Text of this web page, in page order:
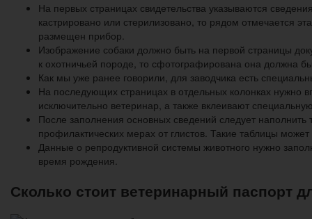
На первых страницах свидетельства указываются
кастрировано или стерилизовано, то рядом отмечается
размещен прибор.
Изображение собаки должно быть на первой страницы
к охотничьей породе, то сфотографирована она должна
Как мы уже ранее говорили, для заводчика есть
На последующих страницах в отдельных колонках нужно
исключительно ветеринар, а также вклеивают
После заполнения основных сведений следует
профилактических мерах от глистов. Такие таблицы
Данные о репродуктивной системы животного нужно
время рождения.
Сколько стоит ветеринарный паспорт